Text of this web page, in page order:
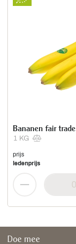
1 KG
Bananen fair trade
prijs
ledenprijs
Doe mee